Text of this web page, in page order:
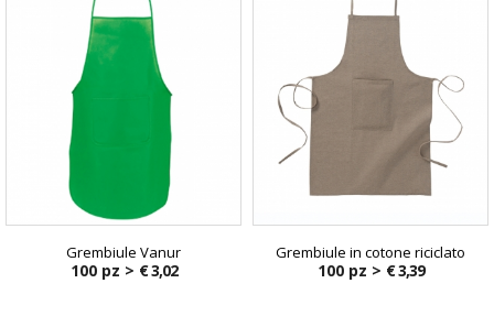
Grembiule Vanur
100 pz > € 3,02
Grembiule in cotone riciclato
100 pz > € 3,39